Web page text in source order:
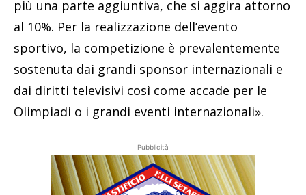
più una parte aggiuntiva, che si aggira attorno
al 10%. Per la realizzazione dell’evento
sportivo, la competizione è prevalentemente
sostenuta dai grandi sponsor internazionali e
dai diritti televisivi così come accade per le
Olimpiadi o i grandi eventi internazionali».
Pubblicità